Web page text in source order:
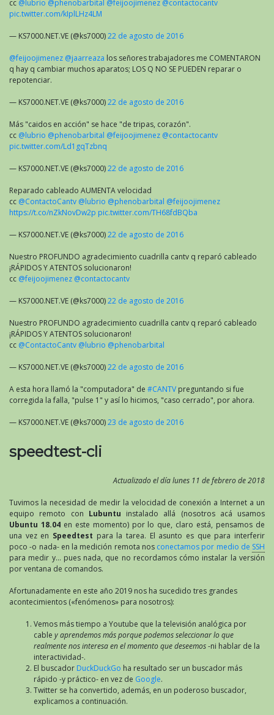
cc @lubrio @phenobarbital @feijoojimenez @contactocantv
pic.twitter.com/kIplLHz4LM
— KS7000.NET.VE (@ks7000)22 de agosto de 2016
@feijoojimenez @jaarreaza los señores trabajadores me COMENTARON
q hay q cambiar muchos aparatos; LOS Q NO SE PUEDEN reparar o
repotenciar.
— KS7000.NET.VE (@ks7000)22 de agosto de 2016
Más "caidos en acción" se hace "de tripas, corazón".
cc @lubrio @phenobarbital @feijoojimenez @contactocantv
pic.twitter.com/Ld1gqTzbnq
— KS7000.NET.VE (@ks7000)22 de agosto de 2016
Reparado cableado AUMENTA velocidad
cc @ContactoCantv @lubrio @phenobarbital @feijoojimenez
https://t.co/nZkNovDw2p pic.twitter.com/TH68fdBQba
— KS7000.NET.VE (@ks7000)22 de agosto de 2016
Nuestro PROFUNDO agradecimiento cuadrilla cantv q reparó cableado
¡RÁPIDOS Y ATENTOS solucionaron!
cc @feijoojimenez @contactocantv
— KS7000.NET.VE (@ks7000)22 de agosto de 2016
Nuestro PROFUNDO agradecimiento cuadrilla cantv q reparó cableado
¡RÁPIDOS Y ATENTOS solucionaron!
cc @ContactoCantv @lubrio @phenobarbital
— KS7000.NET.VE (@ks7000)22 de agosto de 2016
A esta hora llamó la "computadora" de #CANTV preguntando si fue
corregida la falla, "pulse 1" y así lo hicimos, "caso cerrado", por ahora.
— KS7000.NET.VE (@ks7000)23 de agosto de 2016
speedtest-cli
Actualizado el día lunes 11 de febrero de 2018
Tuvimos la necesidad de medir la velocidad de conexión a Internet a un
equipo remoto con Lubuntu instalado allá (nosotros acá usamos
Ubuntu 18.04en este momento) por lo que, claro está, pensamos de
una vez en Speedtest para la tarea. El asunto es que para interferir
poco -o nada- en la medición remota nos conectamos por medio de SSH
para medir y… pues nada, que no recordamos cómo instalar la versión
por ventana de comandos.
Afortunadamente en este año 2019 nos ha sucedido tres grandes
acontecimientos («fenómenos» para nosotros):
Vemos más tiempo a Youtube que la televisión analógica por
cable y aprendemos más porque podemos seleccionar lo que
realmente nos interesa en el momento que deseemos-ni hablar de la
interactividad-.
El buscador DuckDuckGo ha resultado ser un buscador más
rápido -y práctico- en vez de Google.
Twitter se ha convertido, además, en un poderoso buscador,
explicamos a continuación.